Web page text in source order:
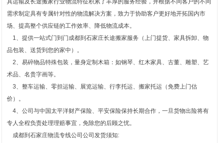
具运输及长途搬家行业物流特征积累了丰厚的服务经验，并根据不同客户的不同
需求制定具有专属针对性的物流解决方案，致力于协助客户更好地开拓国内市
场、提高整个供应链的工作效率、降低物流成本。
1、提供一站式门到门成都到石家庄长途搬家服务（上门提货、家具拆卸、物
品包装、送货到您的家中）。
2、易碎物品特殊包装，量身定制木箱：如钢琴、红木家具、古董、雕塑、艺
术品、名贵字画等。
3、整车运输、零担运输、展览运输、行李托运、搬家托运（免费上门估
价）。
4、公司与中国太平洋财产保险、平安保险保持长期合作，一旦货物出险将有
专人全程负责处理理赔事宜，免除您的后顾之忧。
成都到石家庄物流专线公司公司发货须知: